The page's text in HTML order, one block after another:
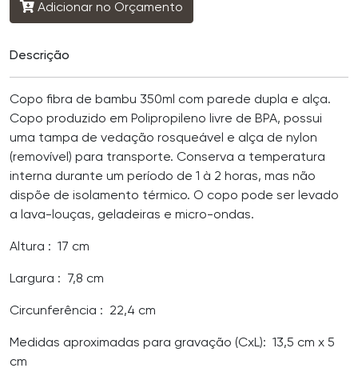
Adicionar no Orçamento
Descrição
Copo fibra de bambu 350ml com parede dupla e alça.
Copo produzido em Polipropileno livre de BPA, possui
uma tampa de vedação rosqueável e alça de nylon
(removível) para transporte. Conserva a temperatura
interna durante um período de 1 à 2 horas, mas não
dispõe de isolamento térmico. O copo pode ser levado
a lava-louças, geladeiras e micro-ondas.
Altura : 17 cm
Largura : 7,8 cm
Circunferência : 22,4 cm
Medidas aproximadas para gravação (CxL): 13,5 cm x 5
cm